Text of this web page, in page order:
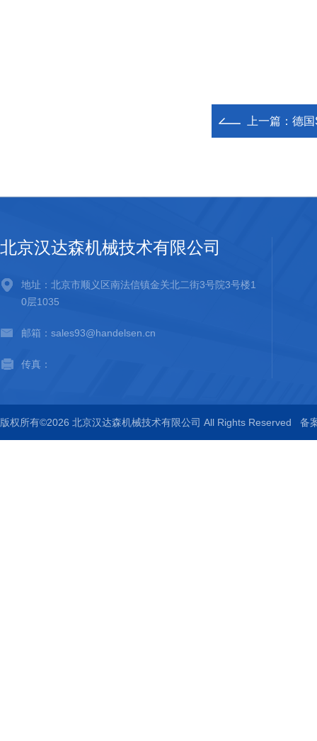
上一篇： 德
北京汉达森机械技术有限公司
地址：北京市顺义区南法信镇金关北二街3号院3号楼1
0层1035
邮箱：sales93@handelsen.cn
传真：
版权所有©2026 北京汉达森机械技术有限公司 All Rights Reserved 备